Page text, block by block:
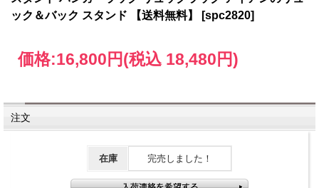
ック＆バック スタンド 【送料無料】 [spc2820]
価格:16,800円(税込 18,480円)
注文
在庫 完売しました！